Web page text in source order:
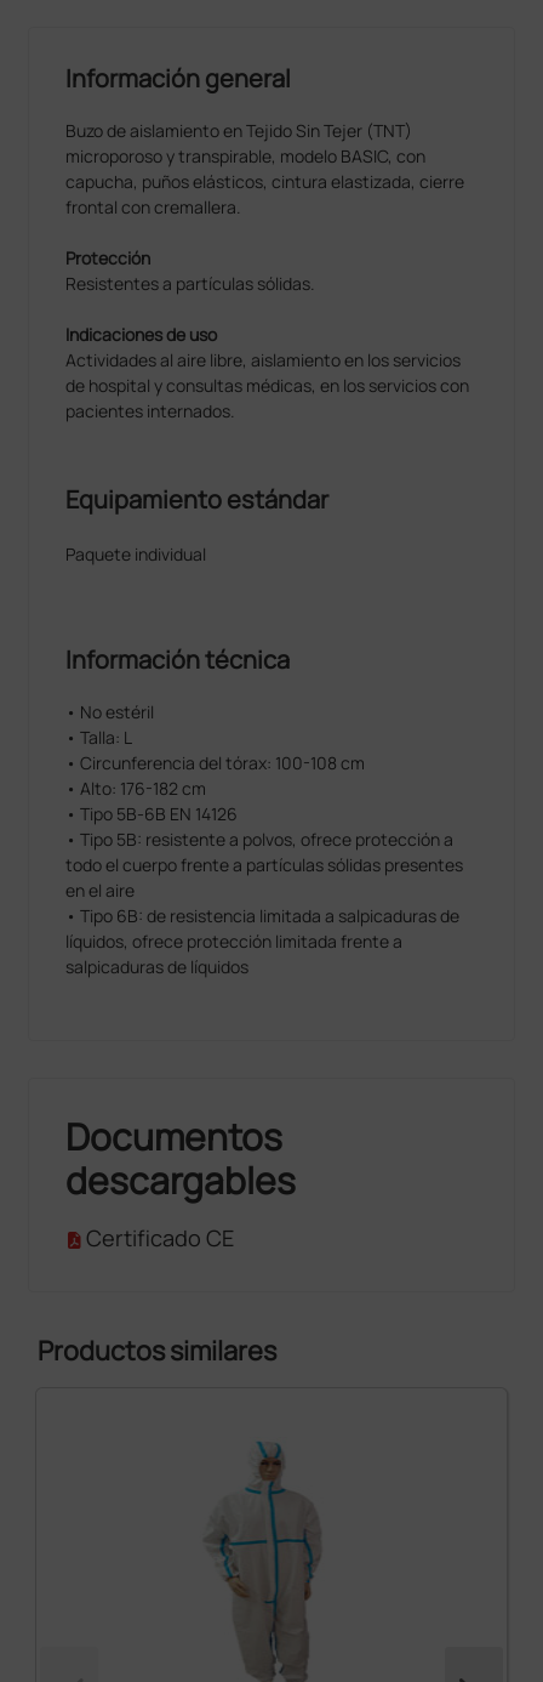
Información general
Buzo de aislamiento en Tejido Sin Tejer (TNT)
microporoso y transpirable, modelo BASIC, con
capucha, puños elásticos, cintura elastizada, cierre
frontal con cremallera.
Protección
Resistentes a partículas sólidas.
Indicaciones de uso
Actividades al aire libre, aislamiento en los servicios
de hospital y consultas médicas, en los servicios con
pacientes internados.
Equipamiento estándar
Paquete individual
Información técnica
• No estéril
• Talla: L
• Circunferencia del tórax: 100-108 cm
• Alto: 176-182 cm
• Tipo 5B-6B EN 14126
• Tipo 5B: resistente a polvos, ofrece protección a
todo el cuerpo frente a partículas sólidas presentes
en el aire
• Tipo 6B: de resistencia limitada a salpicaduras de
líquidos, ofrece protección limitada frente a
salpicaduras de líquidos
Documentos
descargables
Certificado CE
Productos similares